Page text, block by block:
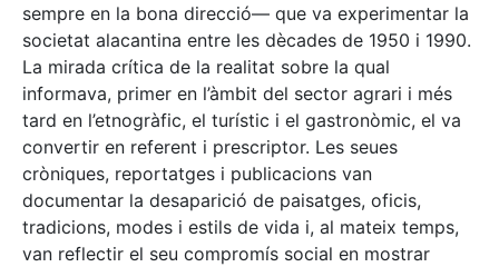
sempre en la bona direcció— que va experimentar la
societat alacantina entre les dècades de 1950 i 1990.
La mirada crítica de la realitat sobre la qual
informava, primer en l’àmbit del sector agrari i més
tard en l’etnogràfic, el turístic i el gastronòmic, el va
convertir en referent i prescriptor. Les seues
cròniques, reportatges i publicacions van
documentar la desaparició de paisatges, oficis,
tradicions, modes i estils de vida i, al mateix temps,
van reflectir el seu compromís social en mostrar